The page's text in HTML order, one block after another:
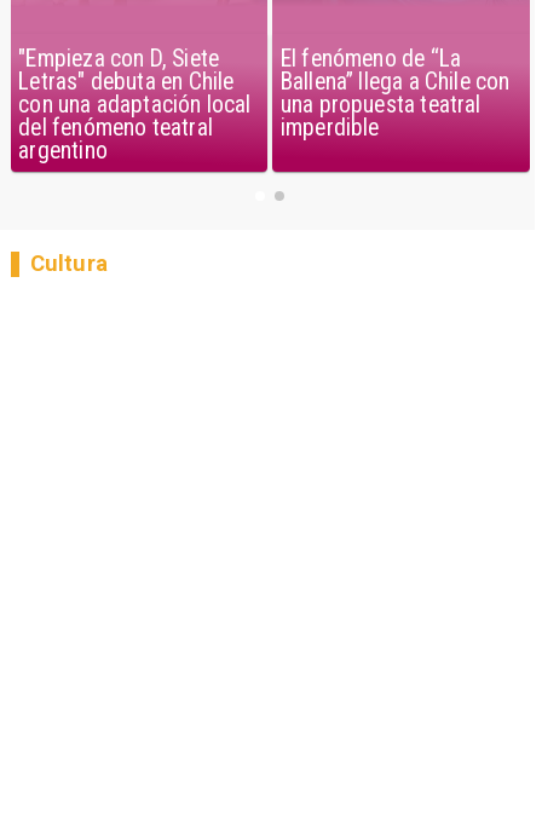
"Empieza con D, Siete
Letras" debuta en Chile
con una adaptación local
del fenómeno teatral
argentino
El fenómeno de “La
Ballena” llega a Chile con
una propuesta teatral
imperdible
Cultura